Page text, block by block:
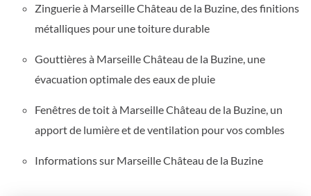
Zinguerie à Marseille Château de la Buzine, des finitions
métalliques pour une toiture durable
Gouttières à Marseille Château de la Buzine, une
évacuation optimale des eaux de pluie
Fenêtres de toit à Marseille Château de la Buzine, un
apport de lumière et de ventilation pour vos combles
Informations sur Marseille Château de la Buzine